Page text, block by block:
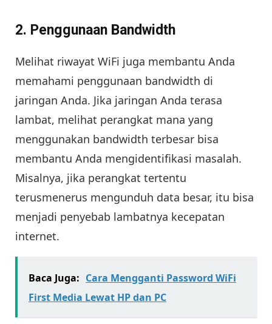
2. Penggunaan Bandwidth
Melihat riwayat WiFi juga membantu Anda
memahami penggunaan bandwidth di
jaringan Anda. Jika jaringan Anda terasa
lambat, melihat perangkat mana yang
menggunakan bandwidth terbesar bisa
membantu Anda mengidentifikasi masalah.
Misalnya, jika perangkat tertentu
terusmenerus mengunduh data besar, itu bisa
menjadi penyebab lambatnya kecepatan
internet.
Baca Juga: Cara Mengganti Password WiFi
First Media Lewat HP dan PC